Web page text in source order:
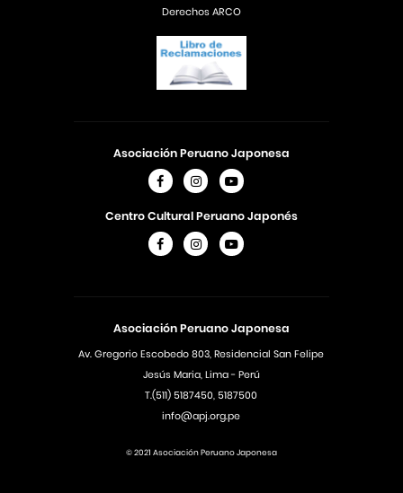
Asociación Peruano Japonesa
Av. Gregorio Escobedo 803, Residencial San Felipe
Jesús Maria, Lima - Perú
T.(511) 5187450, 5187500
info@apj.org.pe
Asociación Peruano Japonesa
Centro Cultural Peruano Japonés
Derechos ARCO
© 2021 Asociación Peruano Japonesa